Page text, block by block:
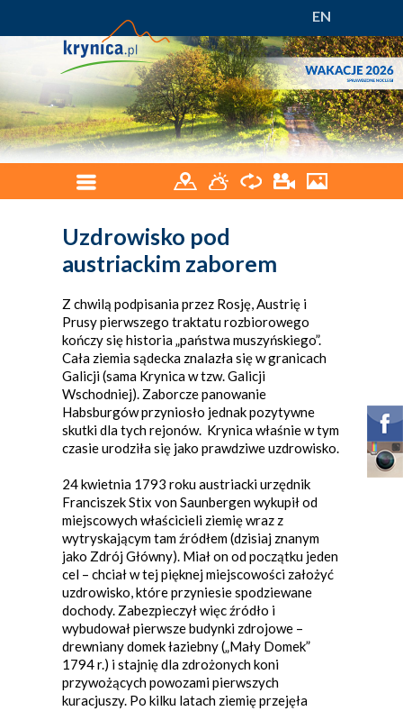
EN
Uzdrowisko pod
austriackim zaborem
Z chwilą podpisania przez Rosję, Austrię i
Prusy pierwszego traktatu rozbiorowego
kończy się historia „państwa muszyńskiego”.
Cała ziemia sądecka znalazła się w granicach
Galicji (sama Krynica w tzw. Galicji
Wschodniej). Zaborcze panowanie
Habsburgów przyniosło jednak pozytywne
skutki dla tych rejonów. Krynica właśnie w tym
czasie urodziła się jako prawdziwe uzdrowisko.
24 kwietnia 1793 roku austriacki urzędnik
Franciszek Stix von Saunbergen wykupił od
miejscowych właścicieli ziemię wraz z
wytryskającym tam źródłem (dzisiaj znanym
jako Zdrój Główny). Miał on od początku jeden
cel – chciał w tej pięknej miejscowości założyć
uzdrowisko, które przyniesie spodziewane
dochody. Zabezpieczył więc źródło i
wybudował pierwsze budynki zdrojowe –
drewniany domek łaziebny („Mały Domek”
1794 r.) i stajnię dla zdrożonych koni
przywożących powozami pierwszych
kuracjuszy. Po kilku latach ziemię przejęła